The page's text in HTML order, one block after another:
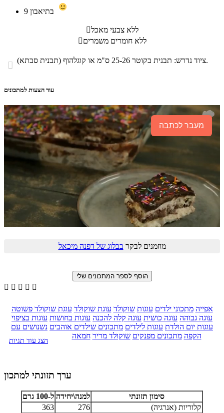
9
ללא צבעי מאכל
ללא חומרים משמרים
 ציוד נדרש: תבנית בקוטר 25-26 ס"מ או קוגלהוף (תבנית סבתא).
עוד הצעות למתכונים
מעבר לכתבה
מוזמנים לבקר בבלוג של דפנה מיכאל
    
אפייה מתכוני ילדים עוגות שוקולד עוגת שוקולד עוגת שוקולד פשוטה
עוגה גבוהה עוגה כושית עוגה קלה להכנה עוגות בחושות עוגות בציפוי
עוגות יום הולדת עוגות לילדים מתכונים שילדים אוהבים נשנושים עם
הקפה מתכונים מפנקים שוקולד מריר חמאה
הצג עוד תגיות
ערך תזונתי למתכון
סימון תזונתי למנה\יחידה ל-100 גרם
קלוריות (אנרגיה)
276
363